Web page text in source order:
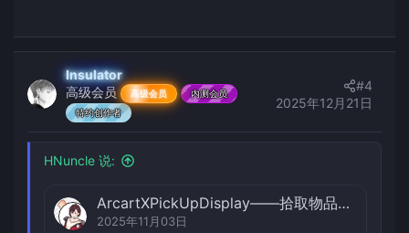
——兼容Mm、AP、Arete等诸多插件。
HNuncle 插件
[美术资源] 适用于伤害/回血显示的原版风格字体
包含两种颜色，适用于攻击和恢复
[Mythicmobs] 默认动作切换机制参考：Walk to Run
Insulator
高级会员
高级会员
内测会员
特约创作者
2025年12月21日
#4
HNuncle 说:
ArcartXPickUpDisplay——拾取物品显示
2025年11月03日